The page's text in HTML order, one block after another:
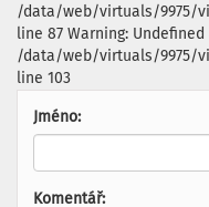
/data/web/virtuals/9975/
line 87 Warning:
/data/web/virtuals/9975/
line 103
Jméno:
Komentář: